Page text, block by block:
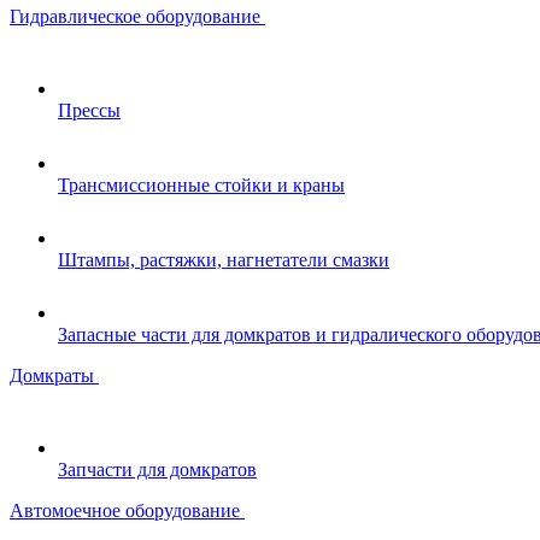
Гидравлическое оборудование
Прессы
Трансмиссионные стойки и краны
Штампы, растяжки, нагнетатели смазки
Запасные части для домкратов и гидралического
Домкраты
Запчасти для домкратов
Автомоечное оборудование